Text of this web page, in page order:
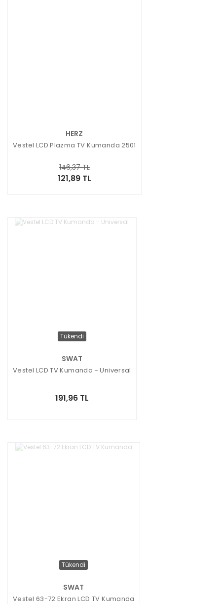
HERZ
Vestel LCD Plazma TV Kumanda 2501
121,89 TL
146,37 TL
Tükendi
SWAT
Vestel LCD TV Kumanda - Universal
191,96 TL
Tükendi
SWAT
Vestel 63-72 Ekran LCD TV Kumanda